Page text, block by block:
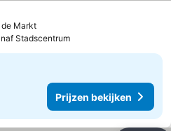
Markt
Stadscentrum
Prijzen bekijken